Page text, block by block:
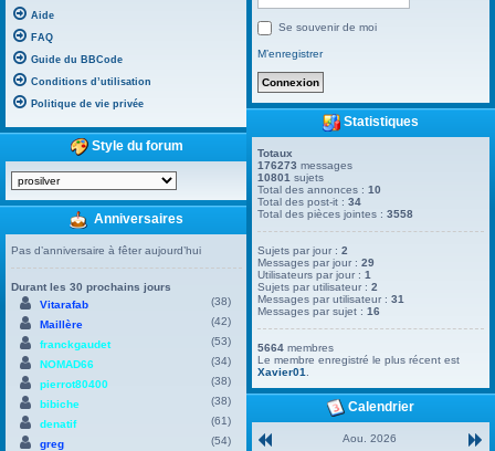
Aide
FAQ
Guide du BBCode
Conditions d’utilisation
Politique de vie privée
Style du forum
Anniversaires
Pas d’anniversaire à fêter aujourd’hui
Durant les 30 prochains jours
Vitarafab
(38)
Maillère
(42)
franckgaudet
(53)
NOMAD66
(34)
pierrot80400
(38)
bibiche
(38)
denatif
(61)
greg
(54)
Se souvenir de moi
M’enregistrer
Statistiques
Totaux
176273 messages
10801 sujets
Total des annonces :10
Total des post-it :34
Total des pièces jointes :3558
Sujets par jour :2
Messages par jour :29
Utilisateurs par jour :1
Sujets par utilisateur :2
Messages par utilisateur :31
Messages par sujet :16
5664 membres
Le membre enregistré le plus récent est
Xavier01
Calendrier
Aou. 2026